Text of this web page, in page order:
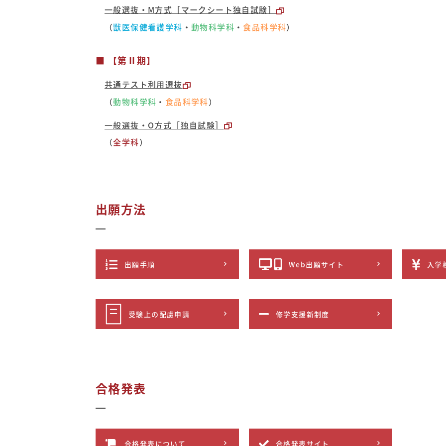
一般選抜・M方式［マークシート独自試験］
（獣医保健看護学科 ・動物科学科 ・食品科学科）
■ 【第Ⅱ期】
共通テスト利用選抜
（動物科学科 ・ 食品科学科）
一般選抜・O方式［独自試験］
（全学科）
出願方法
出願手順 Web出願サイト 入学
受験上の配慮申請 修学支援新制度
合格発表
合格発表について 合格発表サイト